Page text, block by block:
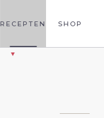
RECEPTEN SHOP